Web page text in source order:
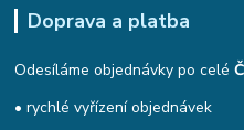
Doprava a platba
Odesíláme objednávky po celé
• rychlé vyřízení objednávek